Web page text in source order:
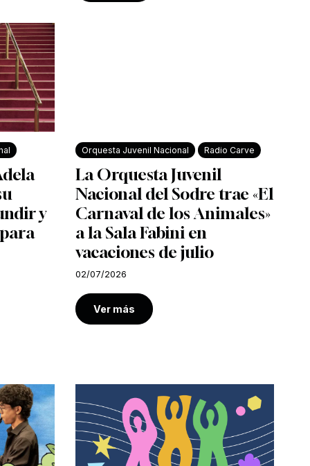
y
Orquesta Juvenil Nacional Radio Carve
La Orquesta Juvenil
Nacional del Sodre trae «El
Carnaval de los Animales»
a la Sala Fabini en
vacaciones de julio
02/07/2026
Ver más